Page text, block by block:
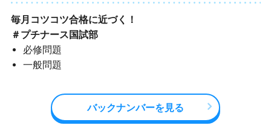
毎月コツコツ合格に近づく！
＃プチナース国試部
必修問題
一般問題
バックナンバーを見る